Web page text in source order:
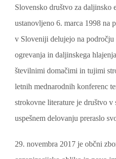
Slovensko društvo za
ustanovljeno 6. marca 1998 na
v Sloveniji delujejo na
ogrevanja in daljinskega
številnimi domačimi in tujimi
letnih mednarodnih konferenc
strokovne literature je društvo v
uspešnem delovanju preraslo
29. novembra 2017 je občni